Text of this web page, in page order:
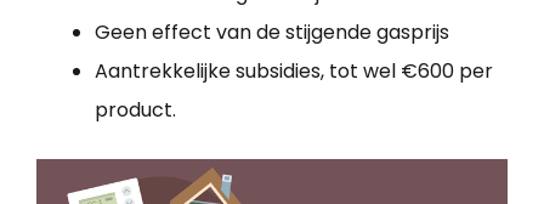
Geen effect van de stijgende gasprijs
Aantrekkelijke subsidies, tot wel €600 per
product.